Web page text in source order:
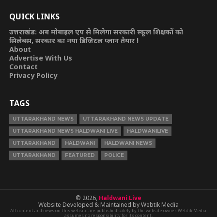
QUICK LINKS
उत्तराखंड: अब मोबाइल एप से मिलेगा सरकारी स्कूल शिक्षकों को
सिलेबस, सरकार का नया डिजिटल प्लान तैयार !
About
Advertise With Us
Contact
Privacy Policy
TAGS
UTTARAKHAND NEWS
UTTARAKHAND NEWS UPDATE
UTTARAKHAND NEWS HALDWANI LIVE
HALDWANILIVE
UTTARAKHAND
HALDWANI
HALDWANI NEWS
UTTARAKHAND
FEATURED POLICE
© 2026, Haldwani Live
Website Developed & Maintained by Webtik Media
All content and news on this website are published solely by the website owner. Webtik Media
assumes no responsibility for its content.